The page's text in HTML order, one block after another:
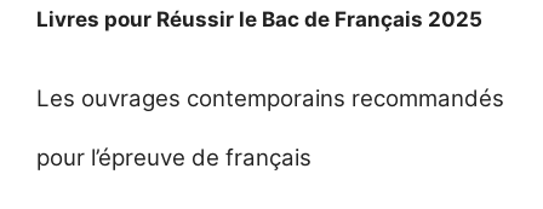
Livres pour Réussir le Bac de Français 2025
Les ouvrages contemporains recommandés
pour l’épreuve de français